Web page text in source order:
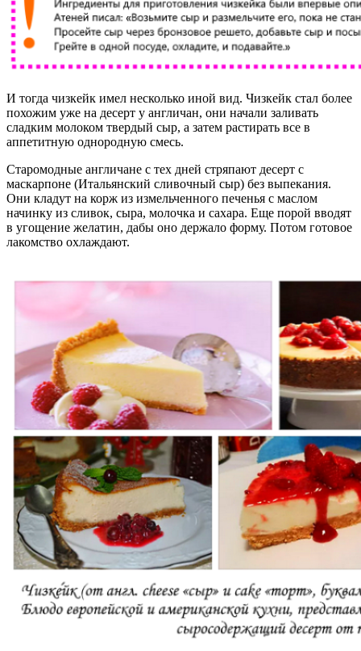
И тогда чизкейк имел несколько иной вид. Чизкейк стал более
похожим уже на десерт у англичан, они начали заливать
сладким молоком твердый сыр, а затем растирать все в
аппетитную однородную смесь.
Старомодные англичане с тех дней стряпают десерт c
маскарпоне (Итальянский сливочный сыр) без выпекания.
Они кладут на корж из измельченного печенья с маслом
начинку из сливок, сыра, молочка и сахара. Еще порой вводят
в угощение желатин, дабы оно держало форму. Потом готовое
лакомство охлаждают.